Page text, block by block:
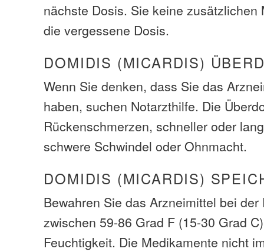
nächste Dosis. Sie keine zusätzlichen
die vergessene Dosis.
DOMIDIS (MICARDIS)
Wenn Sie denken, dass Sie das
haben, suchen Notarzthilfe. Die
Rückenschmerzen, schneller oder
schwere Schwindel oder Ohnmacht.
DOMIDIS (MICARDIS)
Bewahren Sie das Arzneimittel bei
zwischen 59-86 Grad F (15-30 Grad
Feuchtigkeit. Die Medikamente nicht